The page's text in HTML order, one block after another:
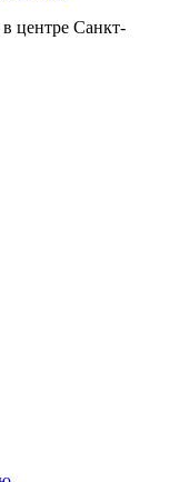
центре Санкт-